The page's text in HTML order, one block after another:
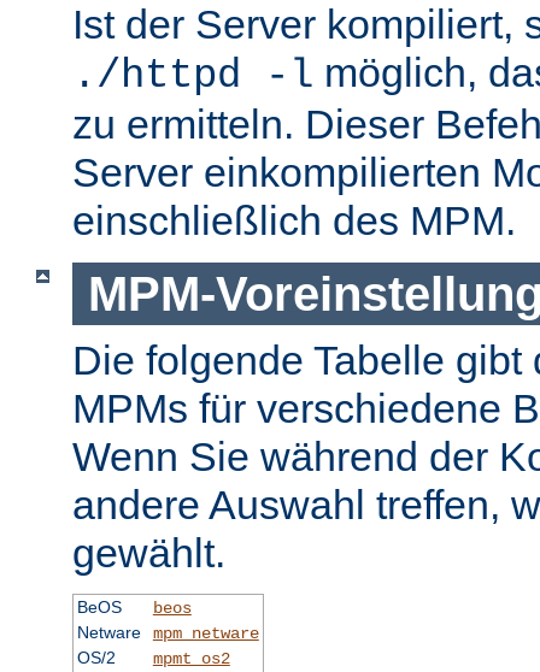
Ist der Server kompiliert,
./httpd -l möglich,
zu ermitteln. Dieser
Server einkompilierten
einschließlich des MPM.
MPM-
Die folgende Tabelle
MPMs für verschiedene
Wenn Sie während der
andere Auswahl treffen,
gewählt.
BeOS
beos
Netware
mpm_netware
OS/2
mpmt_os2